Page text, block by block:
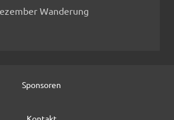
Wanderung
Sponsoren